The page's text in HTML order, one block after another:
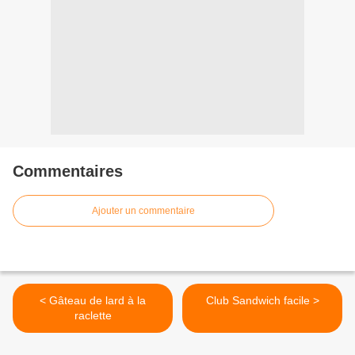
Commentaires
Ajouter un commentaire
< Gâteau de lard à la
raclette
Club Sandwich facile >